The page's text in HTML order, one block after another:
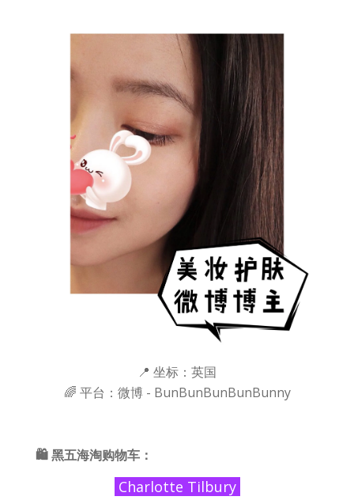
📍 坐标：英国
🌈 平台：微博 - BunBunBunBunBunny
🛍 黑五海淘购物车：
Charlotte Tilbury